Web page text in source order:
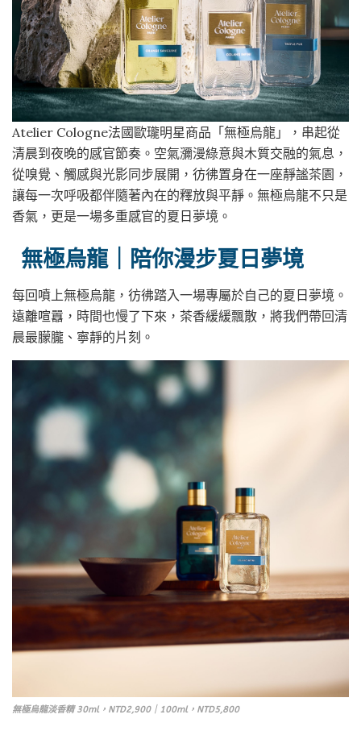
Atelier Cologne法國歐瓏明星商品「無極烏龍」，串起從
清晨到夜晚的感官節奏。空氣瀰漫綠意與木質交融的氣息，
從嗅覺、觸感與光影同步展開，彷彿置身在一座靜謐茶園，
讓每一次呼吸都伴隨著內在的釋放與平靜。無極烏龍不只是
香氣，更是一場多重感官的夏日夢境。
無極烏龍｜陪你漫步夏日夢境
每回噴上無極烏龍，彷彿踏入一場專屬於自己的夏日夢境。
遠離喧囂，時間也慢了下來，茶香緩緩飄散，將我們帶回清
晨最朦朧、寧靜的片刻。
無極烏龍淡香精 30ml，NTD2,900｜100ml，NTD5,800